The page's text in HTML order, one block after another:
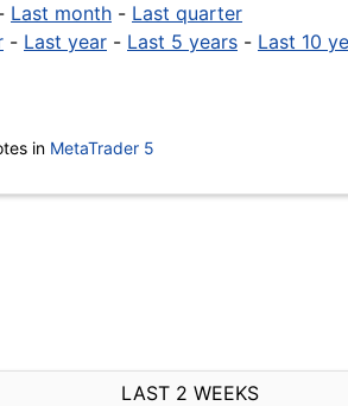
Last month - Last quarter
- Last year - Last 5 years - Last 10
in MetaTrader 5
LAST 2 WEEKS